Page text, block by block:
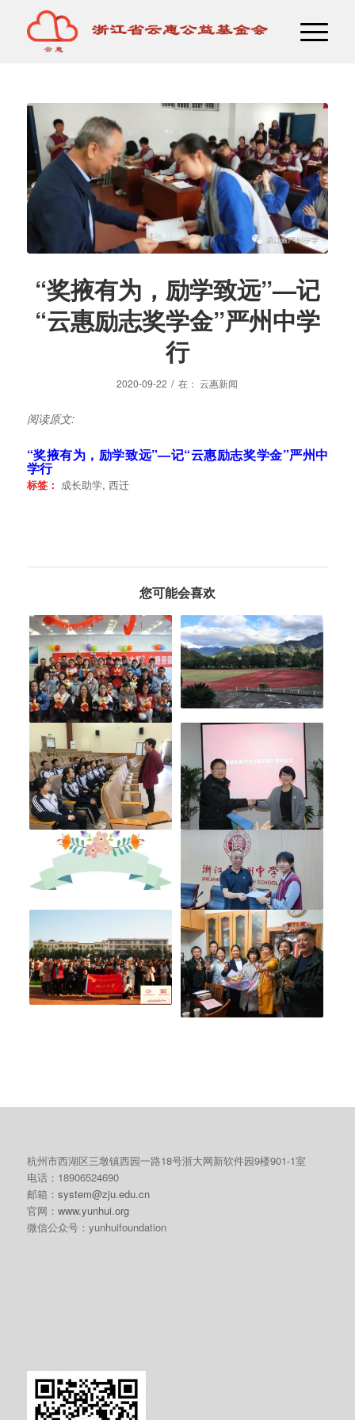
“奖掖有为，励学致远”—记
“云惠励志奖学金”严州中学
行
2020-09-22 / 在：云惠新闻
阅读原文:
“奖掖有为，励学致远”—记“云惠励志奖学金”严州中
学行
标签： 成长助学, 西迁
您可能会喜欢
杭州市西湖区三墩镇西园一路18号浙大网新软件园9楼901-1室
电话：18906524690
邮箱： system@zju.edu.cn
官网： www.yunhui.org
微信公众号：yunhuifoundation